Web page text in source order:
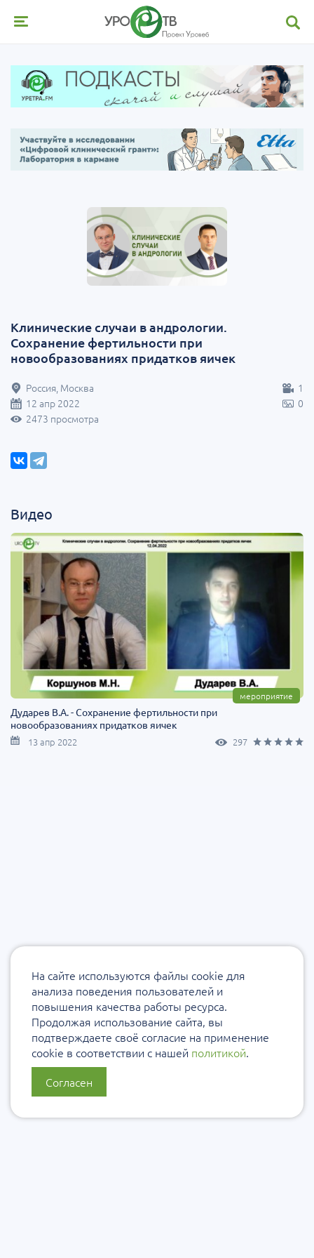
Клинические случаи в андрологии.
Сохранение фертильности при
новообразованиях придатков яичек
1
Россия, Москва
0
12 апр 2022
2473 просмотра
Видео
мероприятие
Дударев В.А. - Сохранение фертильности при
новообразованиях придатков яичек
13 апр 2022 297
На сайте используются файлы cookie для
анализа поведения пользователей и
повышения качества работы ресурса.
Продолжая использование сайта, вы
подтверждаете своё согласие на применение
cookie в соответствии с нашей политикой.
Согласен